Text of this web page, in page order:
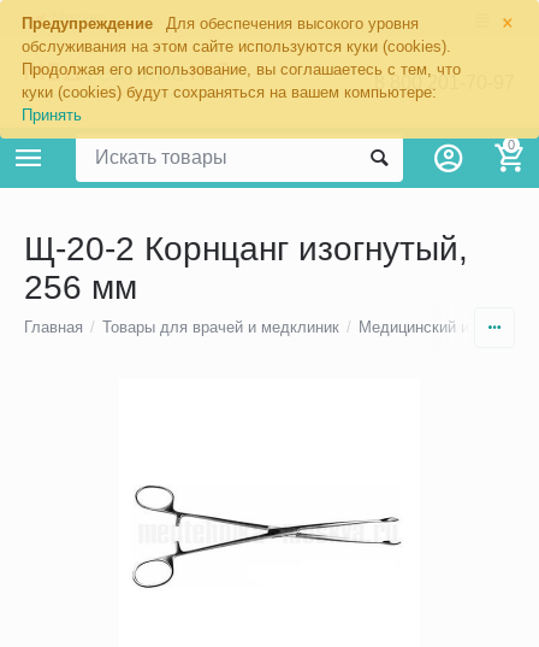
×
Предупреждение
Для обеспечения высокого уровня
обслуживания на этом сайте используются куки (cookies).
Продолжая его использование, вы соглашаетесь с тем, что
куки (cookies) будут сохраняться на вашем компьютере:
Принять
Москва
8 800 201-70-97
0
Щ-20-2 Корнцанг изогнутый,
256 мм
Главная / Товары для врачей и медклиник / Медицинский